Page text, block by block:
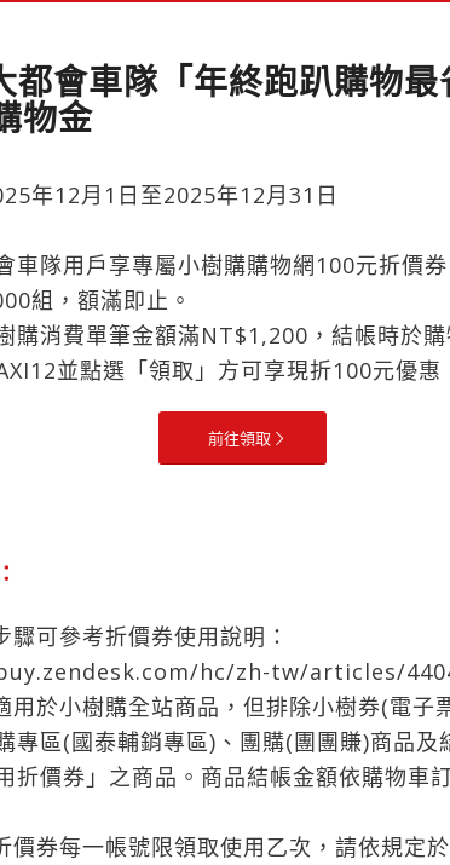
都會車隊「年終跑趴購物
物金
年12月1日至2025年12月31日
車隊用戶享專屬小樹購購物網100元折價
組，額滿即止。
購消費單筆金額滿NT$1,200，結帳時於
並點選「領取」方可享現折100元優惠
前往領取
驟可參考折價券使用說明：
hc/zh-tw/articles/
用於小樹購全站商品，但排除小樹券(電子
專區(國泰輔銷專區)、團購(團團賺)商品及
折價券」之商品。商品結帳金額依購物車
價券每一帳號限領取使用乙次，請依規定